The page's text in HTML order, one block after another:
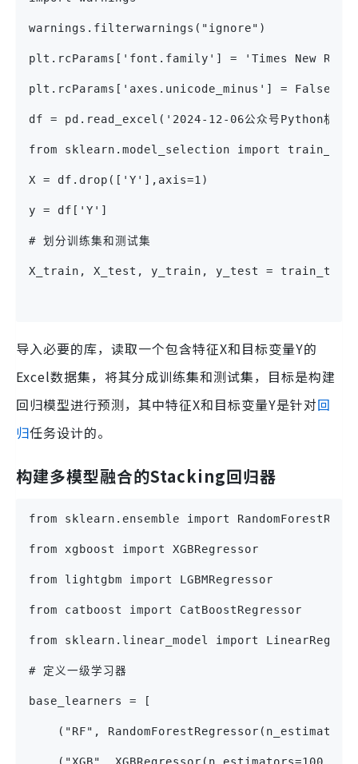
warnings.filterwarnings("ignore")
plt.rcParams['font.family'] = 'Times New
plt.rcParams['axes.unicode_minus'] = False
df = pd.read_excel('2024-12-06公众号Python机
from sklearn.model_selection import
X = df.drop(['Y'],axis=1)
y = df['Y']
# 划分训练集和测试集
X_train, X_test, y_train, y_test =
导入必要的库，读取一个包含特征X和目标变量Y的
Excel数据集，将其分成训练集和测试集，目标是构建
回归模型进行预测，其中特征X和目标变量Y是针对回
归任务设计的。
构建多模型融合的Stacking回归器
from sklearn.ensemble import
from xgboost import XGBRegressor
from lightgbm import LGBMRegressor
from catboost import CatBoostRegressor
from sklearn.linear_model import
# 定义一级学习器
base_learners = [
("RF",